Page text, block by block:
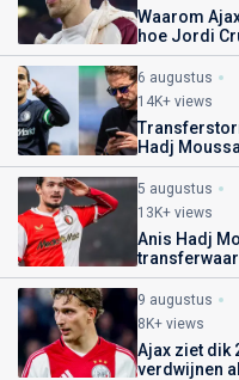
Waarom
hoe Jordi
6 augustus
14K+ views
Hadj
5 augustus
13K+ views
Anis Hadj
9 augustus
8K+ views
Ajax ziet dik
verdwijnen